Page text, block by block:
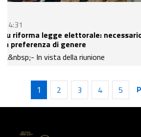
Commissione Pari Opportunità
Garante per le donne vittime di
(ACRA)&nbsp;-
sul Progetto di Legge n. 140/
del&nbsp;Garante Regionale per i
di violenza”.
1 2 3 4 5